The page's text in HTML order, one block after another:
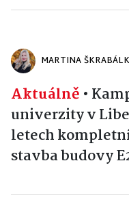
MARTINA
Aktuálně •
univerzity v
letech
stavba budovy